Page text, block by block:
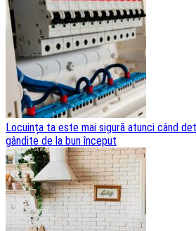
Locuința ta este mai sigură atunci când
gândite de la bun început